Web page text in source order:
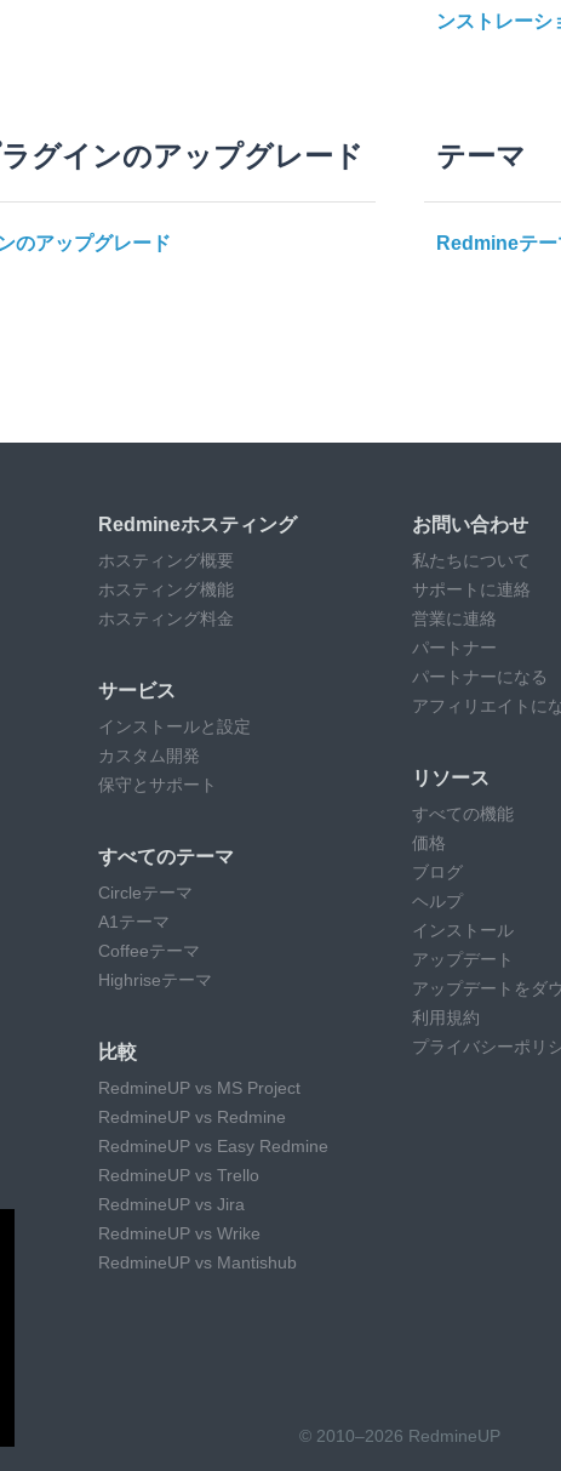
ンストレーシ
グインのアップグレード
のアップグレード
テーマ
Redmineテ
Redmineホスティング
ホスティング概要
ホスティング機能
ホスティング料金
サービス
インストールと設定
カスタム開発
保守とサポート
すべてのテーマ
Circleテーマ
A1テーマ
Coffeeテーマ
Highriseテーマ
比較
RedmineUP vs MS Project
RedmineUP vs Redmine
RedmineUP vs Easy Redmine
RedmineUP vs Trello
RedmineUP vs Jira
RedmineUP vs Wrike
RedmineUP vs Mantishub
お問い合わせ
私たちについて
サポートに連絡
営業に連絡
パートナー
パートナーになる
アフィリエイトに
リソース
すべての機能
価格
ブログ
ヘルプ
インストール
アップデート
アップデートをダ
利用規約
プライバシーポリ
© 2010–2026 RedmineUP